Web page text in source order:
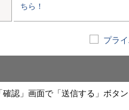
ちら！
プラ
確認」画面で「送信する」ボタ